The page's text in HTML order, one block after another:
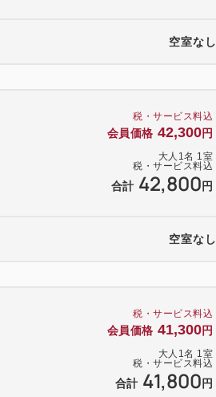
りいただくことも可能です。
ムを合わせた「くずもちサンデ
空室なし
税・サービス料込
会員価格 42,300円
大人 1名 1室
税・サービス料込
合計 42,800 円
空室なし
税・サービス料込
会員価格 41,300円
大人 1名 1室
税・サービス料込
合計 41,800 円